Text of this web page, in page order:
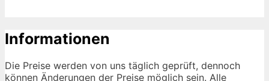
Informationen
Die Preise werden von uns täglich geprüft, dennoch
können Änderungen der Preise möglich sein. Alle